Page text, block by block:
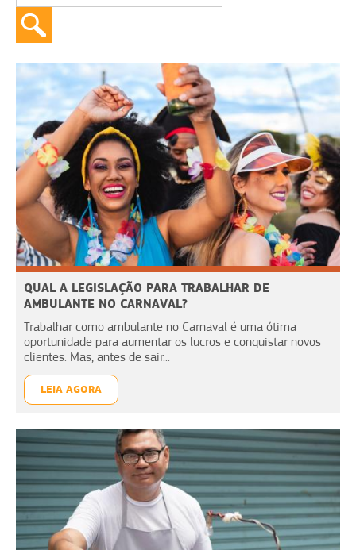
QUAL A LEGISLAÇÃO PARA TRABALHAR DE
AMBULANTE NO CARNAVAL?
Trabalhar como ambulante no Carnaval é uma ótima
oportunidade para aumentar os lucros e conquistar novos
clientes. Mas, antes de sair...
LEIA AGORA